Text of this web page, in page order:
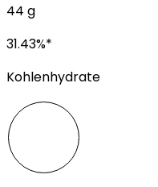
44 g
31.43%*
Kohlenhydrate